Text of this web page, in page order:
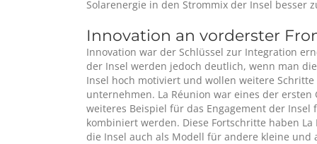
Solarenergie in den Strommix der Insel besser
Innovation an vorderster
Innovation war der Schlüssel zur Integration
der Insel werden jedoch deutlich, wenn man
Insel hoch motiviert und wollen weitere
unternehmen. La Réunion war eines der
weiteres Beispiel für das Engagement der
kombiniert werden. Diese Fortschritte haben
die Insel auch als Modell für andere kleine